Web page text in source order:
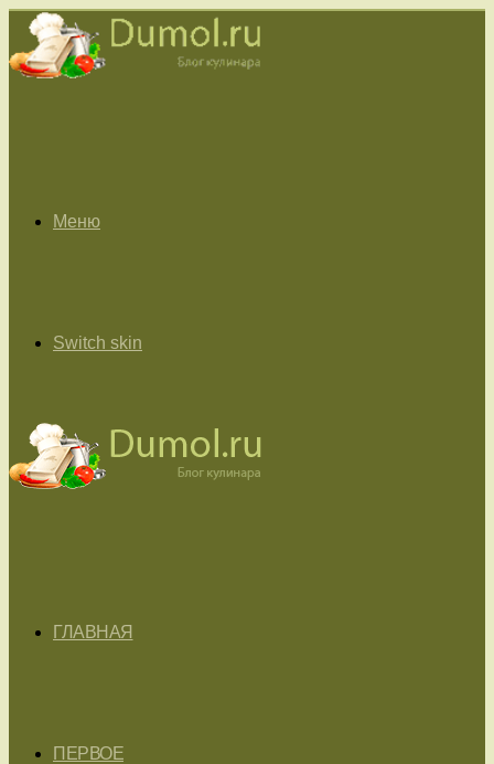
Меню
Switch skin
ГЛАВНАЯ
ПЕРВОЕ